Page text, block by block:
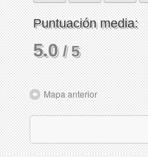
Puntuación media:
5.0/ 5
Mapa anterior